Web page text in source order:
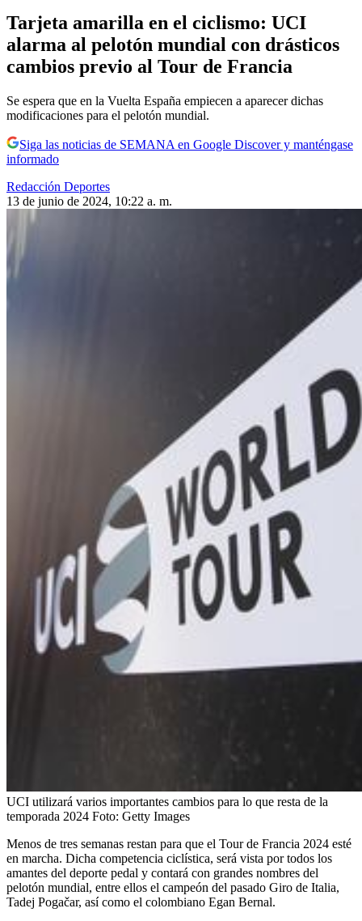
Tarjeta amarilla en el ciclismo: UCI
alarma al pelotón mundial con drásticos
cambios previo al Tour de Francia
Se espera que en la Vuelta España empiecen a aparecer dichas
modificaciones para el pelotón mundial.
Siga las noticias de SEMANA en Google Discover y manténgase
informado
Redacción Deportes
13 de junio de 2024, 10:22 a. m.
UCI utilizará varios importantes cambios para lo que resta de la
temporada 2024 Foto: Getty Images
Menos de tres semanas restan para que el Tour de Francia 2024 esté
en marcha. Dicha competencia ciclística, será vista por todos los
amantes del deporte pedal y contará con grandes nombres del
pelotón mundial, entre ellos el campeón del pasado Giro de Italia,
Tadej Pogačar, así como el colombiano Egan Bernal.